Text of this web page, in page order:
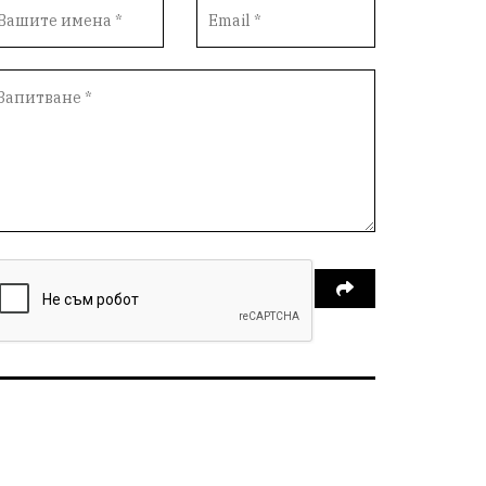
100НационалниОбекта
„Бисерна" АкваЯнтра